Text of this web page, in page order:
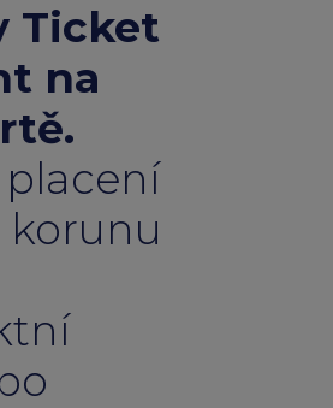
Ticket
na
korunu